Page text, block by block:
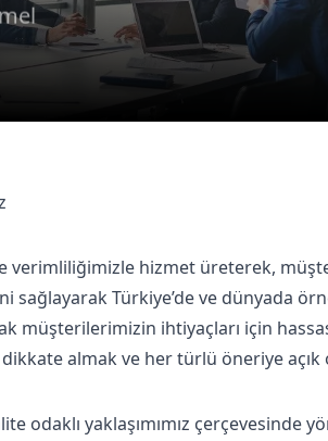
verimliliğimizle hizmet üreterek,
sağlayarak Türkiye’de ve dünyada
müşterilerimizin ihtiyaçları için
almak ve her türlü öneriye
odaklı yaklaşımımız çerçevesinde